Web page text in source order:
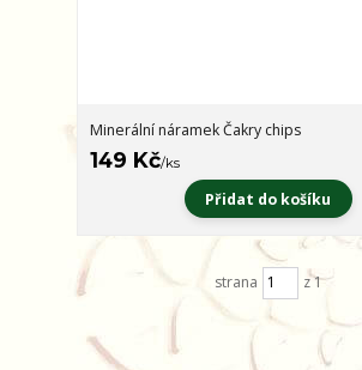
Minerální náramek Čakry chips
149 Kč/ks
Přidat do košíku
strana z 1